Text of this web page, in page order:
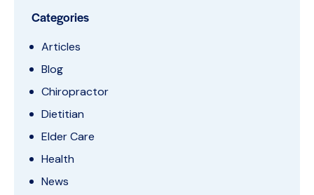
Categories
Articles
Blog
Chiropractor
Dietitian
Elder Care
Health
News